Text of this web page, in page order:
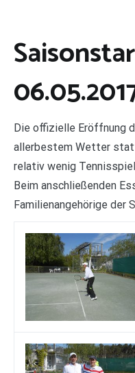
Die offizielle Eröffnung
allerbestem Wetter
relativ wenig
Beim anschließenden
Familienangehörige der